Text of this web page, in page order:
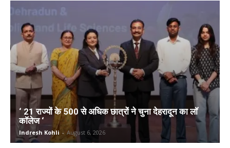
‘ 21 राज्यों के 500 से अधिक छात्रों ने चुना देहरादून का लाॅ
काॅलेज ‘
Indresh Kohli - August 6, 2026